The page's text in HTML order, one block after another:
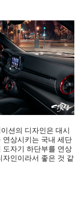
션의 디자인은 대시
연상시키는 국내 세단
도자기 하단부를 연상
자인이라서 좋은 것 같